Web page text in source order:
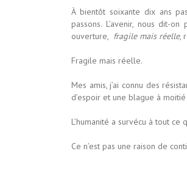
À bientôt soixante dix ans
passons. L’avenir, nous dit-
ouverture, fragile mais réelle,
Fragile mais réelle.
Mes amis, j’ai connu des
d’espoir et une blague à
L’humanité a survécu à tout ce
Ce n’est pas une raison de